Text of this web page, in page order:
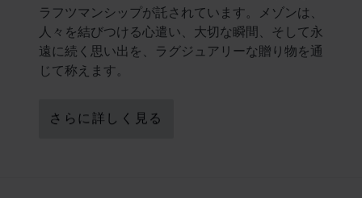
ラフツマンシップが託されています。メゾンは、
人々を結びつける心遣い、大切な瞬間、そして永
遠に続く思い出を、ラグジュアリーな贈り物を通
じて称えます。
さらに詳しく見る